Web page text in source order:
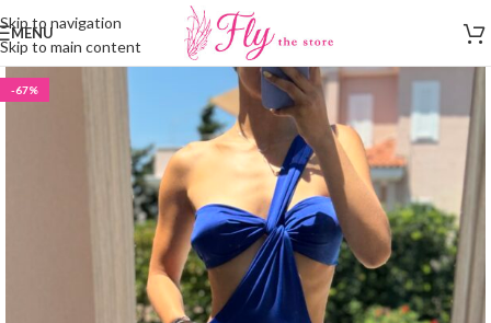
Skip to navigation
Skip to main content
MENU
-67%